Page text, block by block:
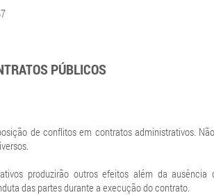
PÚBLICOS
de conflitos em contratos administrativos.
produzirão outros efeitos além da
das partes durante a execução do contrato.